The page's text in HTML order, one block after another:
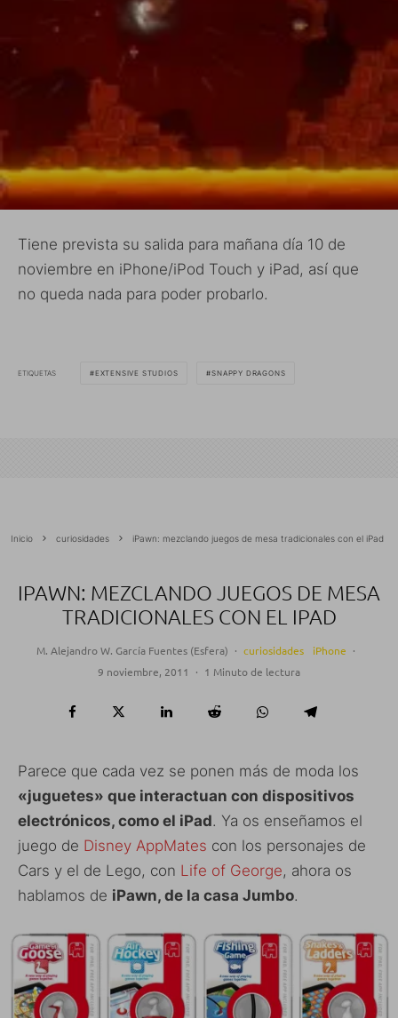
Tiene prevista su salida para mañana día 10 de
noviembre en iPhone/iPod Touch y iPad, así que
no queda nada para poder probarlo.
ETIQUETAS EXTENSIVE STUDIOS SNAPPY DRAGONS
Inicio curiosidades iPawn: mezclando juegos de mesa tradicionales con el iPad
IPAWN: MEZCLANDO JUEGOS DE MESA
TRADICIONALES CON EL IPAD
M. Alejandro W. García Fuentes (Esfera) · curiosidades iPhone ·
9 noviembre, 2011
· 1 Minuto de lectura
Parece que cada vez se ponen más de moda los
«juguetes» que interactuan con dispositivos
electrónicos, como el iPad. Ya os enseñamos el
juego de Disney AppMates con los personajes de
Cars y el de Lego, con Life of George, ahora os
hablamos de iPawn, de la casa Jumbo.